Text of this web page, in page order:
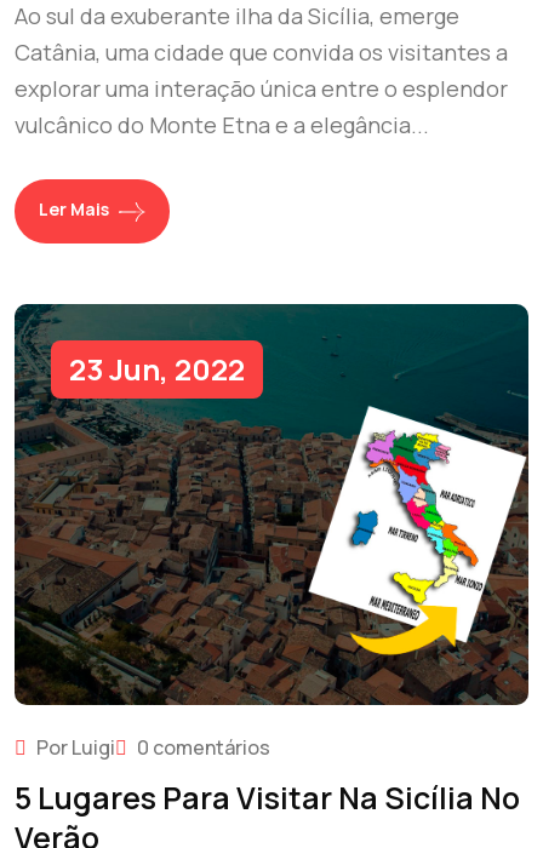
Ao sul da exuberante ilha da Sicília, emerge
Catânia, uma cidade que convida os visitantes a
explorar uma interação única entre o esplendor
vulcânico do Monte Etna e a elegância...
Ler Mais
23 Jun, 2022
Por Luigi 0 comentários
5 Lugares Para Visitar Na Sicília No
Verão